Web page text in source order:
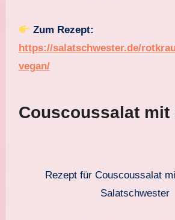
Zum Rezept:
https://salatschwester.de/
vegan/
Couscoussalat mit
Rezept für Couscoussalat
Salatschwester